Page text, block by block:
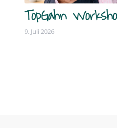
TopGahn
9. Juli 2026